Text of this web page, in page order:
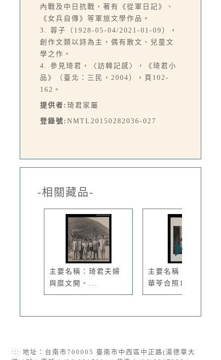
內戰及中日抗戰，著有《從軍日記》、
《女兵自傳》等軍旅文學作品。
3. 蓉子（1928-05-04/2021-01-09），
創作文類以詩為主，偶有散文、兒童文
學之作。
4. 參見琦君，〈訪韓記感〉，《琦君小
品》（臺北：三民，2004），頁102-
162。
提供者: 琦君家屬
登錄號: NMTL20150282036-027
-相關藏品-
主要名稱：琦君夫婦
與糜文開、...
主要名稱：琦君與聶
華苓合照1...
::: 地址：台南市700005 臺南市中西區中正路(湯德章大